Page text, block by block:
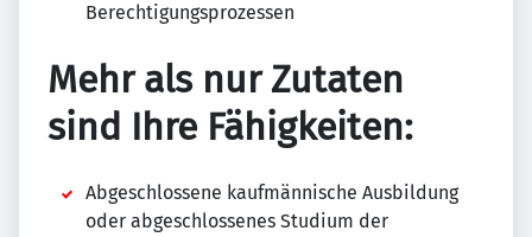
Berechtigungsprozessen
Mehr als nur Zutaten
sind Ihre Fähigkeiten:
Abgeschlossene kaufmännische Ausbildung
oder abgeschlossenes Studium der